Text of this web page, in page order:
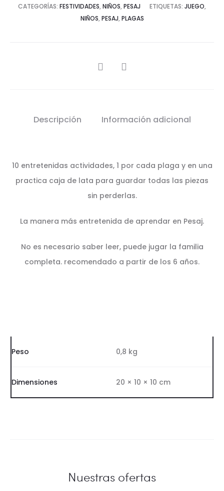
CATEGORÍAS: FESTIVIDADES, NIÑOS, PESAJ ETIQUETAS: JUEGO,
NIÑOS, PESAJ, PLAGAS
SHARE
Descripción Información adicional
10 entretenidas actividades, 1 por cada plaga y en una
practica caja de lata para guardar todas las piezas
sin perderlas.
La manera más entretenida de aprendar en Pesaj.
No es necesario saber leer, puede jugar la familia
completa. recomendado a partir de los 6 años.
Peso 0,8 kg
Dimensiones 20 × 10 × 10 cm
Nuestras ofertas